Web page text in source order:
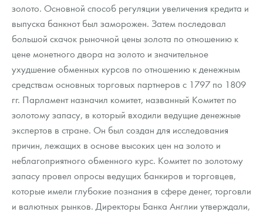
золото. Основной способ регуляции увеличения кредита и
выпуска банкнот был заморожен. Затем последовал
большой скачок рыночной цены золота по отношению к
цене монетного двора на золото и значительное
ухудшение обменных курсов по отношению к денежным
средствам основных торговых партнеров с 1797 по 1809
гг. Парламент назначил комитет, названный Комитет по
золотому запасу, в который входили ведущие денежные
экспертов в стране. Он был создан для исследования
причин, лежащих в основе высоких цен на золото и
неблагоприятного обменного курс. Комитет по золотому
запасу провел опросы ведущих банкиров и торговцев,
которые имели глубокие познания в сфере денег, торговли
и валютных рынков. Директоры Банка Англии утверждали,